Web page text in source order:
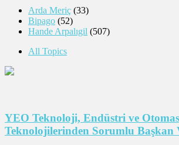
Arda Meriç (33)
Bipago (52)
Hande Arpalıgil (507)
All Topics
YEO Teknoloji, Endüstri ve
Teknolojilerinden Sorumlu Başkan